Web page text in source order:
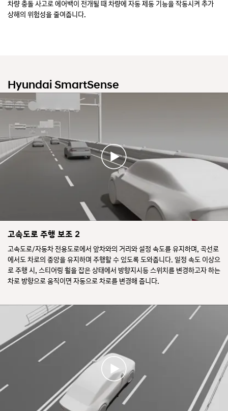
차량 충돌 사고로 에어백이 전개될 때 차량에 자동 제동 기능을 작동시켜 추가
상해의 위험성을 줄여줍니다.
Hyundai SmartSense
고속도로 주행 보조 2
고속도로/자동차 전용도로에서 앞차와의 거리와 설정 속도를 유지하며, 곡선로
에서도 차로의 중앙을 유지하며 주행할 수 있도록 도와줍니다. 일정 속도 이상으
로 주행 시, 스티어링 휠을 잡은 상태에서 방향지시등 스위치를 변경하고자 하는
차로 방향으로 움직이면 자동으로 차로를 변경해 줍니다.